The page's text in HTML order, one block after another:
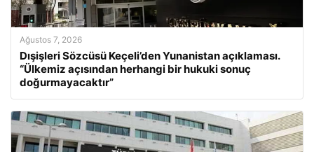
Ağustos 7, 2026
Dışişleri Sözcüsü Keçeli’den Yunanistan açıklaması.
“Ülkemiz açısından herhangi bir hukuki sonuç
doğurmayacaktır”